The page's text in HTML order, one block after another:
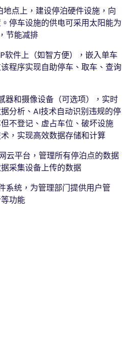
地点上，建设停泊硬件设施，向
停车设施的供电可采用太阳能为
节能减排
软件上（如智方便），嵌入单车
程序实现自助停车、取车、查询
器和摄像设备（可选项），实时
分析、AI技术自动识别违规的停
不登记、虚占车位、破坏设施
，实现高效数据存储和计算
云平台，管理所有停泊点的数据
采集设备上传的数据
系统，为管理部门提供用户管
功能